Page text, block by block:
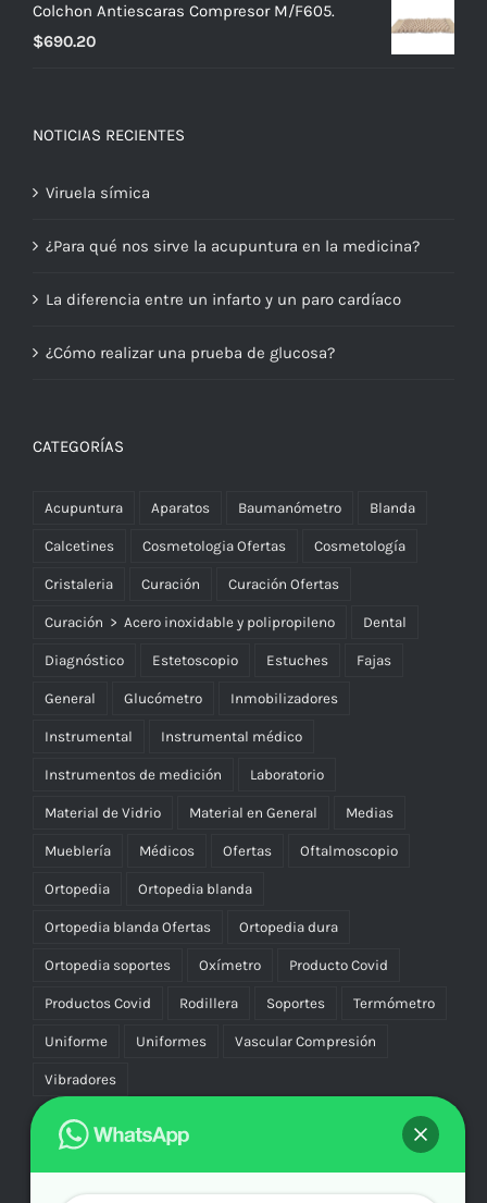
Colchon Antiescaras Compresor M/F605.
$690.20
NOTICIAS RECIENTES
Viruela símica
¿Para qué nos sirve la acupuntura en la medicina?
La diferencia entre un infarto y un paro cardíaco
¿Cómo realizar una prueba de glucosa?
CATEGORÍAS
Acupuntura Aparatos Baumanómetro Blanda
Calcetines Cosmetologia Ofertas Cosmetología
Cristaleria Curación Curación Ofertas
Curación > Acero inoxidable y polipropileno Dental
Diagnóstico Estetoscopio Estuches Fajas
General Glucómetro Inmobilizadores
Instrumental Instrumental médico
Instrumentos de medición Laboratorio
Material de Vidrio Material en General Medias
Mueblería Médicos Ofertas Oftalmoscopio
Ortopedia Ortopedia blanda
Ortopedia blanda Ofertas Ortopedia dura
Ortopedia soportes Oxímetro Producto Covid
Productos Covid Rodillera Soportes Termómetro
Uniforme Uniformes Vascular Compresión
Vibradores